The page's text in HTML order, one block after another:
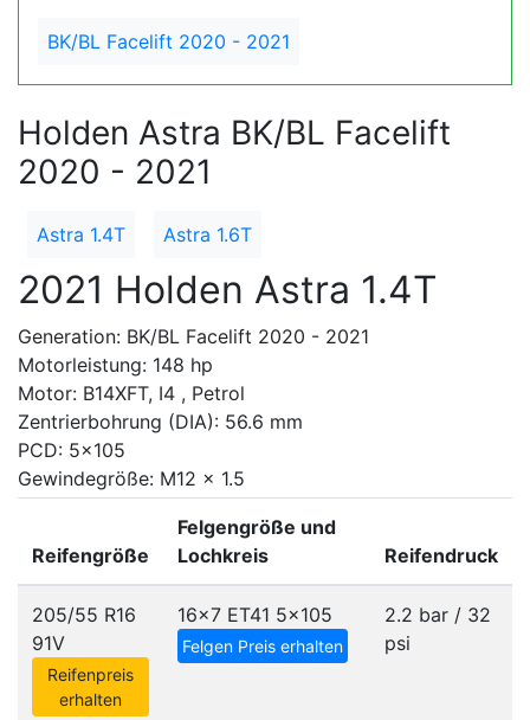
BK/BL Facelift 2020 - 2021
Holden Astra BK/BL Facelift
2020 - 2021
Astra 1.4T Astra 1.6T
2021 Holden Astra 1.4T
Generation: BK/BL Facelift 2020 - 2021
Motorleistung: 148 hp
Motor: B14XFT, I4 , Petrol
Zentrierbohrung (DIA): 56.6 mm
PCD: 5x105
Gewindegröße: M12 x 1.5
Reifengröße
Felgengröße und
Lochkreis
Reifendruck
205/55 R16
91V
Reifenpreis
erhalten
16x7 ET41 5x105
Felgen Preis erhalten
2.2 bar / 32
psi